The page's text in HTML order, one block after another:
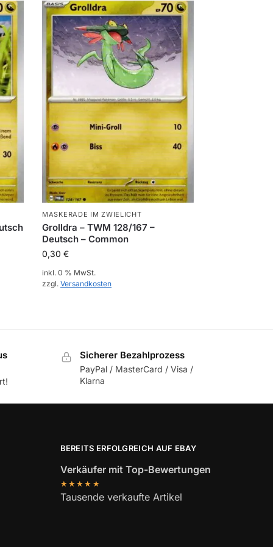
MASKERADE IM ZWIELICHT
Grolldra – TWM 128/167 –
Deutsch – Common
0,30€
inkl. 0 % MwSt.
zzgl.Versandkosten
Sicherer Bezahlprozess
PayPal / MasterCard / Visa /
Klarna
BEREITS ERFOLGREICH AUF EBAY
Verkäufer mit Top-Bewertungen
★★★★★
Tausende verkaufte Artikel